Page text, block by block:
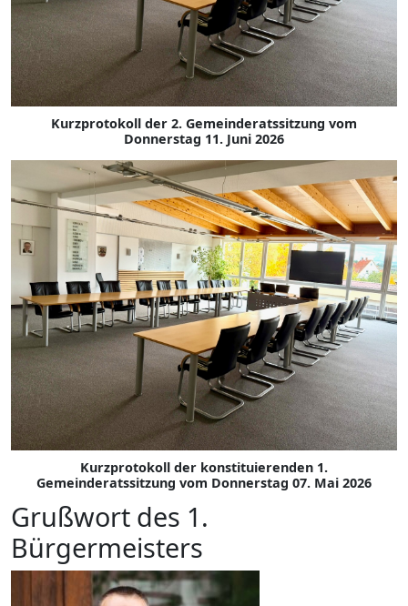
Kurzprotokoll der 2. Gemeinderatssitzung vom
Donnerstag 11. Juni 2026
Kurzprotokoll der konstituierenden 1.
Gemeinderatssitzung vom Donnerstag 07. Mai 2026
Grußwort des 1.
Bürgermeisters